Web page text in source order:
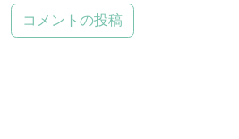
コメントの投稿